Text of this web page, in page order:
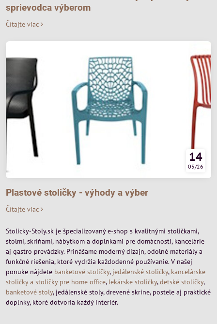
sprievodca výberom
Čítajte viac
14
05/26
Plastové stoličky - výhody a výber
Čítajte viac
Stolicky‑Stoly.sk je špecializovaný e‑shop s kvalitnými stoličkami,
stolmi, skriňami, nábytkom a doplnkami pre domácnosti, kancelárie
aj gastro prevádzky. Prinášame moderný dizajn, odolné materiály a
funkčné riešenia, ktoré vydržia každodenné používanie. V našej
ponuke nájdete banketové stoličky, jedálenské stoličky, kancelárske
stoličky a stoličky pre home office, lekárske stoličky,detské stoličky,
banketové stoly, jedálenské stoly, drevené skrine, postele aj praktické
doplnky, ktoré dotvoria každý interiér.